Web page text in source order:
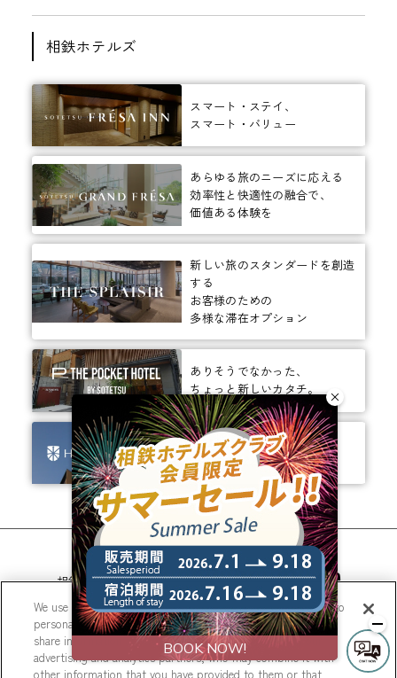
相鉄ホテルズ
スマート・ステイ、
スマート・バリュー
あらゆる旅のニーズに応える
効率性と快適性の融合で、
価値ある体験を
新しい旅のスタンダードを創造
する
お客様のための
多様な滞在オプション
ありそうでなかった、
ちょっと新しいカタチ。
ビジネスからレジャーまで、
幅広く選ばれるホテルへ。
相鉄ホテルズ 公式SNS
We use cookies to improve your experience on our website, to
personalize content and ads, and to analyze our traffic. We
share information about your use of our website with our
advertising and analytics partners, who may combine it with
other information that you have provided to them or that